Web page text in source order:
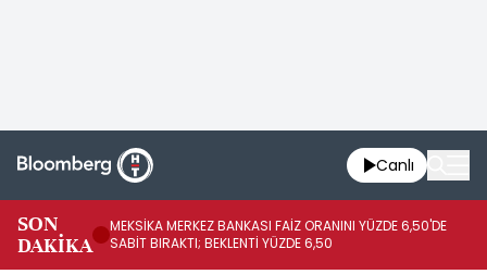
Canlı
SON
DAKİKA
MEKSİKA MERKEZ BANKASI FAİZ ORANINI YÜZDE 6,50'DE
SABİT BIRAKTI; BEKLENTİ YÜZDE 6,50